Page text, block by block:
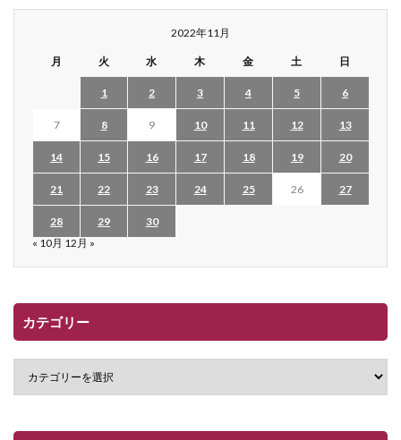
2022年11月
月 火 水 木 金 土 日
1 2 3 4 5 6
7 8 9 10 11 12 13
14 15 16 17 18 19 20
21 22 23 24 25 26 27
28 29
30
« 10月 12月 »
カテゴリー